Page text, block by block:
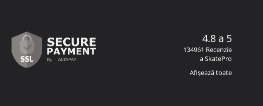
4.8 a 5
134961 Recenzie
a SkatePro
Afișează toate